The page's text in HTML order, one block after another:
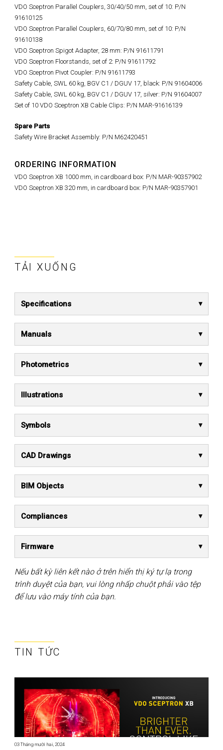
VDO Sceptron Parallel Couplers, 30/40/50 mm, set of 10: P/N
91610125
VDO Sceptron Parallel Couplers, 60/70/80 mm, set of 10: P/N
91610138
VDO Sceptron Spigot Adapter, 28 mm: P/N 91611791
VDO Sceptron Floorstands, set of 2: P/N 91611792
VDO Sceptron Pivot Coupler: P/N 91611793
Safety Cable, SWL 60 kg, BGV C1 / DGUV 17, black: P/N 91604006
Safety Cable, SWL 60 kg, BGV C1 / DGUV 17, silver: P/N 91604007
Set of 10 VDO Sceptron XB Cable Clips: P/N MAR-91616139
Spare Parts
Safety Wire Bracket Assembly: P/N M62420451
ORDERING INFORMATION
VDO Sceptron XB 1000 mm, in cardboard box: P/N MAR-90357902
VDO Sceptron XB 320 mm, in cardboard box: P/N MAR-90357901
TẢI XUỐNG
Specifications
Manuals
Photometrics
Illustrations
Symbols
CAD Drawings
BIM Objects
Compliances
Firmware
Nếu bất kỳ liên kết nào ở trên hiển thị ký tự lạ trong
trình duyệt của bạn, vui lòng nhấp chuột phải vào tệp
để lưu vào máy tính của bạn.
TIN TỨC
03 Tháng mười hai, 2024